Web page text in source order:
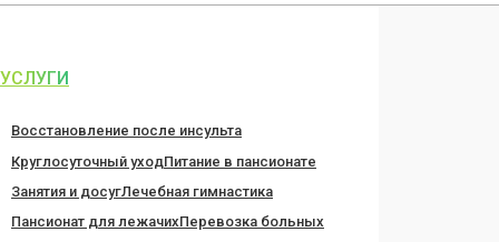
Перейти
содержанию
УСЛУГИ
Восстановление после инсульта
Круглосуточный уходПитание в пансионате
Занятия и досугЛечебная гимнастика
Пансионат для лежачихПеревозка больных